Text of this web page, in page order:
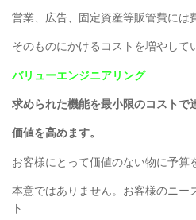
営業、広告、固定資産等販管費には
そのものにかけるコストを増やして
バリューエンジニアリング
求められた機能を最小限のコストで
価値を高めます。
お客様にとって価値のない物に予算
本意ではありません。お客様のニー
ト